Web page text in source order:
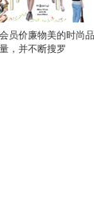
员价廉物美的时尚
，并不断搜罗